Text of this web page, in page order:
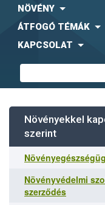
NÖVÉNY
ÁTFOGÓ TÉMÁK
KAPCSOLAT
Növényekkel
szerint
Növényvédelmi
szerződés